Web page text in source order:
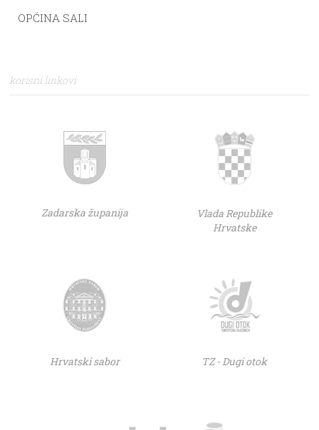
OPĆINA SALI
korisni linkovi
Zadarska županija
Vlada Republike
Hrvatske
Hrvatski sabor TZ - Dugi otok